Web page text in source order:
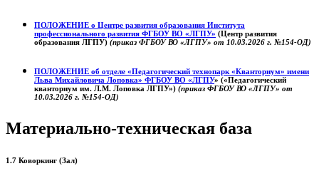
ПОЛОЖЕНИЕ о Центре развития образования Института
профессионального развития ФГБОУ ВО «ЛГПУ» (Центр развития
образования ЛГПУ) (приказ ФГБОУ ВО «ЛГПУ» от 10.03.2026 г. №154-ОД)
ПОЛОЖЕНИЕ об отделе «Педагогический технопарк «Кванториум» имени
Льва Михайловича Лоповка» ФГБОУ ВО «ЛГПУ» («Педагогический
кванториум им. Л.М. Лоповка ЛГПУ») (приказ ФГБОУ ВО «ЛГПУ» от
10.03.2026 г. №154-ОД)
Материально-техническая база
1.7 Коворкинг (Зал)